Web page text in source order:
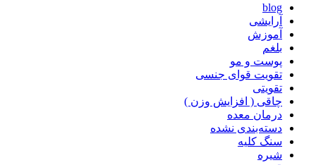
blog
آرایشی
آموزش
بلغم
پوست و مو
تقویت قوای جنسی
تقویتی
چاقی ( افزایش وزن )
درمان معده
دسته‌بندی نشده
سنگ کلیه
شیره